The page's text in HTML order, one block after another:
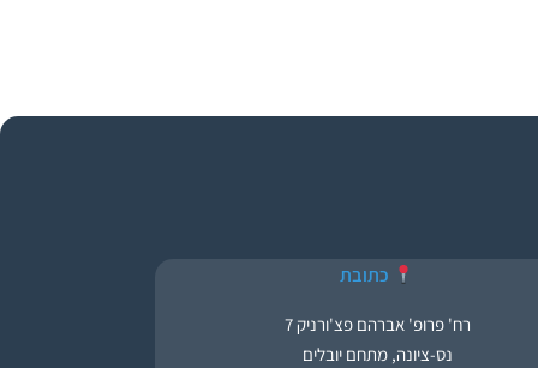
כתובת
רח' פרופ' אברהם פצ'ורניק 7
נס-ציונה, מתחם יובלים